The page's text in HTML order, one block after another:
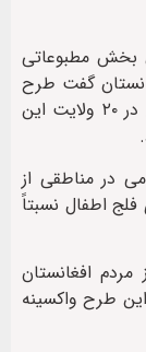
بخش مطبوعاتی
گفت طرح
واکسیناسیون فلج اطفال در ماه جاری میلادی در ۲۰ ولایت این
طرح واکسیناسیون از ۱۵ ماه می در مناطقی از
فلج اطفال نسبتاً
افغانستان
خود را در این طرح واکسینه